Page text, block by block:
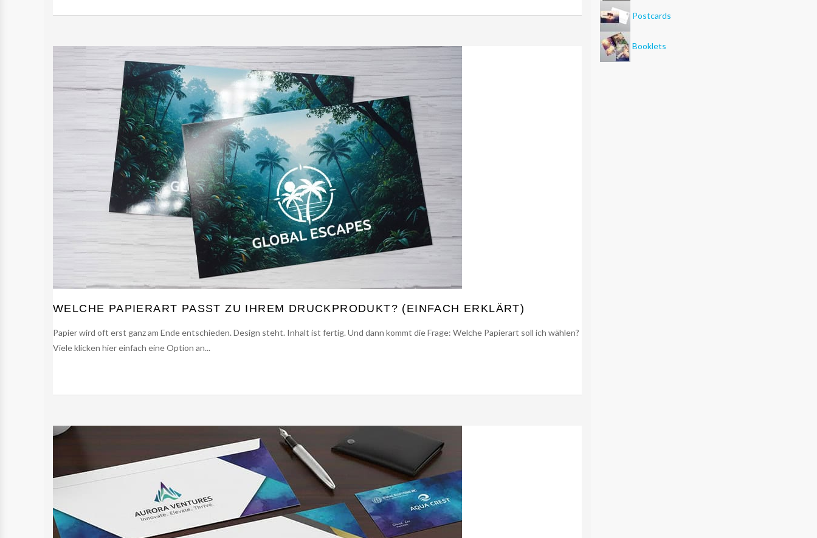
WELCHE PAPIERART PASST ZU IHREM DRUCKPRODUKT? (EINFACH ERKLÄRT)
Papier wird oft erst ganz am Ende entschieden. Design steht. Inhalt ist fertig. Und dann kommt die Frage: Welche Papierart soll ich wählen?
Viele klicken hier einfach eine Option an...
Postcards
Booklets